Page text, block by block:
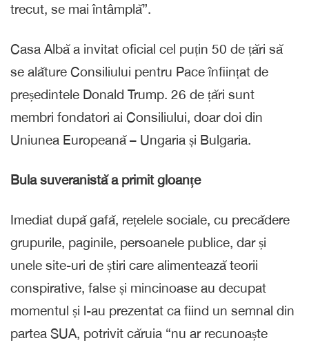
trecut, se mai întâmplă”.
Casa Albă a invitat oficial cel puțin 50 de țări să
se alăture Consiliului pentru Pace înființat de
președintele Donald Trump. 26 de țări sunt
membri fondatori ai Consiliului, doar doi din
Uniunea Europeană – Ungaria și Bulgaria.
Bula suveranistă a primit gloanțe
Imediat după gafă, rețelele sociale, cu precădere
grupurile, paginile, persoanele publice, dar și
unele site-uri de știri care alimentează teorii
conspirative, false și mincinoase au decupat
momentul și l-au prezentat ca fiind un semnal din
partea SUA, potrivit căruia “nu ar recunoaște